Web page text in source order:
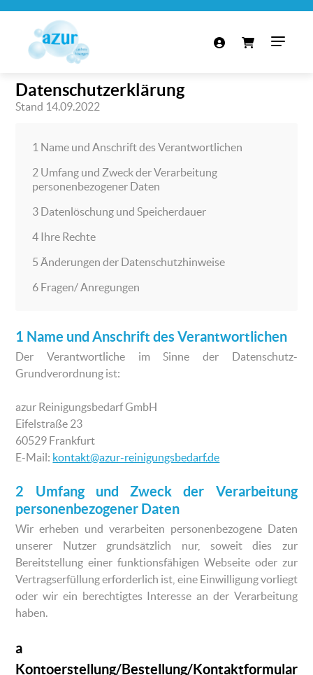
Datenschutzerklärung
Stand 14.09.2022
1 Name und Anschrift des Verantwortlichen
2 Umfang und Zweck der Verarbeitung
personenbezogener Daten
3 Datenlöschung und Speicherdauer
4 Ihre Rechte
5 Änderungen der Datenschutzhinweise
6 Fragen/ Anregungen
1 Name und Anschrift des Verantwortlichen
Der Verantwortliche im Sinne der Datenschutz-
Grundverordnung ist:
azur Reinigungsbedarf GmbH
Eifelstraße 23
60529 Frankfurt
E-Mail: kontakt@azur-reinigungsbedarf.de
2 Umfang und Zweck der Verarbeitung
personenbezogener Daten
Wir erheben und verarbeiten personenbezogene Daten
unserer Nutzer grundsätzlich nur, soweit dies zur
Bereitstellung einer funktionsfähigen Webseite oder zur
Vertragserfüllung erforderlich ist, eine Einwilligung vorliegt
oder wir ein berechtigtes Interesse an der Verarbeitung
haben.
a
Kontoerstellung/Bestellung/Kontaktformular